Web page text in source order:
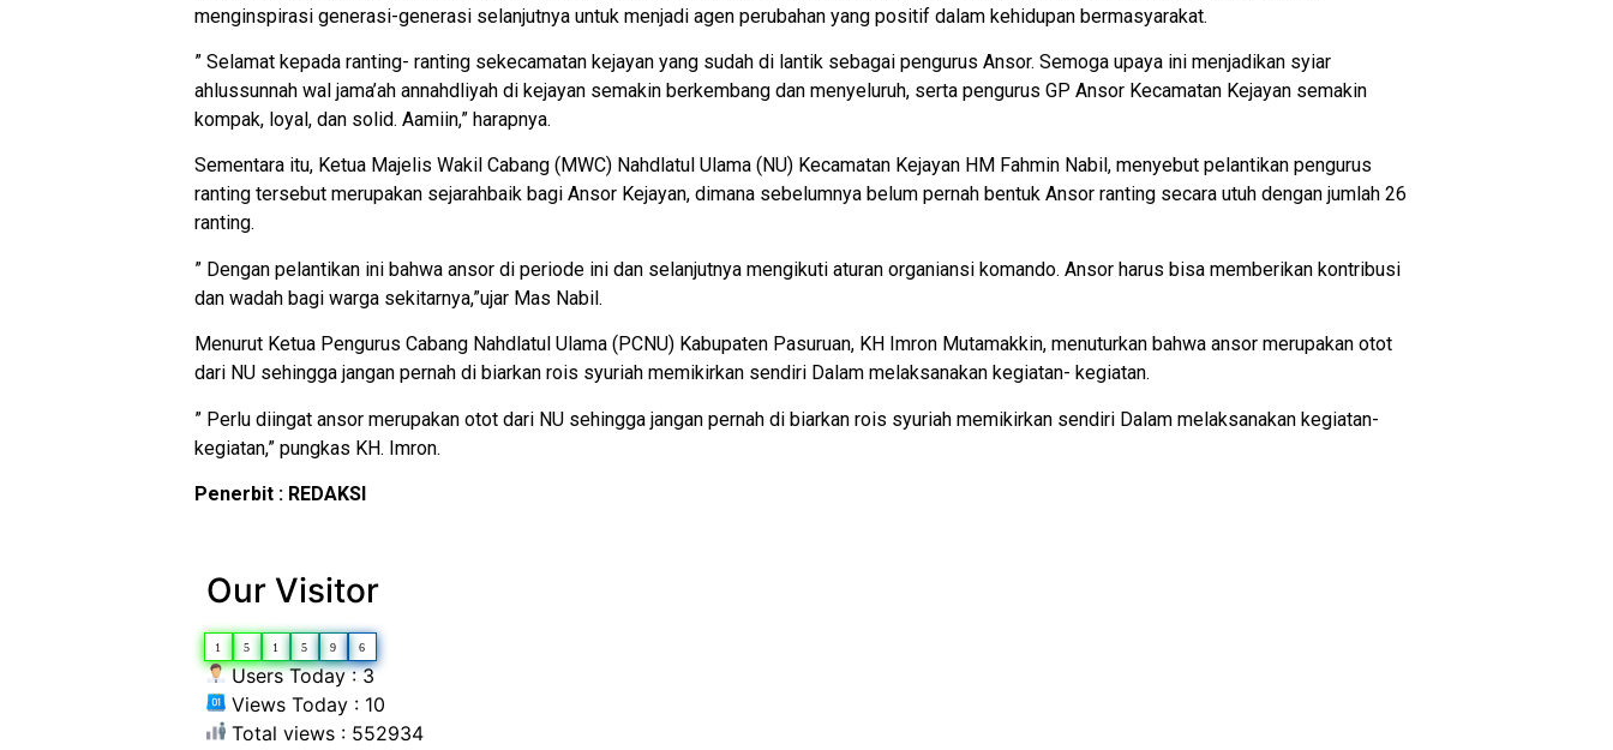
menginspirasi generasi-generasi selanjutnya untuk menjadi agen perubahan yang positif dalam kehidupan bermasyarakat.
” Selamat kepada ranting- ranting sekecamatan kejayan yang sudah di lantik sebagai pengurus Ansor. Semoga upaya ini menjadikan syiar
ahlussunnah wal jama’ah annahdliyah di kejayan semakin berkembang dan menyeluruh, serta pengurus GP Ansor Kecamatan Kejayan semakin
kompak, loyal, dan solid. Aamiin,” harapnya.
Sementara itu, Ketua Majelis Wakil Cabang (MWC) Nahdlatul Ulama (NU) Kecamatan Kejayan HM Fahmin Nabil, menyebut pelantikan pengurus
ranting tersebut merupakan sejarahbaik bagi Ansor Kejayan, dimana sebelumnya belum pernah bentuk Ansor ranting secara utuh dengan jumlah 26
ranting.
” Dengan pelantikan ini bahwa ansor di periode ini dan selanjutnya mengikuti aturan organiansi komando. Ansor harus bisa memberikan kontribusi
dan wadah bagi warga sekitarnya,”ujar Mas Nabil.
Menurut Ketua Pengurus Cabang Nahdlatul Ulama (PCNU) Kabupaten Pasuruan, KH Imron Mutamakkin, menuturkan bahwa ansor merupakan otot
dari NU sehingga jangan pernah di biarkan rois syuriah memikirkan sendiri Dalam melaksanakan kegiatan- kegiatan.
” Perlu diingat ansor merupakan otot dari NU sehingga jangan pernah di biarkan rois syuriah memikirkan sendiri Dalam melaksanakan kegiatan-
kegiatan,” pungkas KH. Imron.
Penerbit : REDAKSI
Our Visitor
1 5 1 5 9 6
Users Today : 3
Views Today : 10
Total views : 552934